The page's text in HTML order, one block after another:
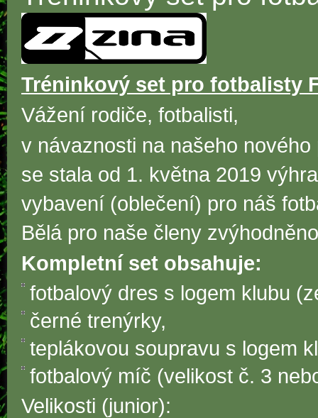
Tréninkový set pro fotbalisty
Vážení rodiče, fotbalisti,
v návaznosti na našeho
se stala od 1. května 2019
vybavení (oblečení) pro náš
Bělá pro naše členy
Kompletní set obsahuje:
fotbalový dres s logem klubu
černé trenýrky,
teplákovou soupravu s logem
fotbalový míč (velikost č. 3
Velikosti (junior):